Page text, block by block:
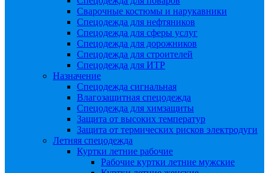
Сварочные костюмы и нарукавники
Спецодежда для нефтяников
Спецодежда для сферы услуг
Спецодежда для дорожников
Спецодежда для строителей
Спецодежда для ИТР
Назначение
Спецодежда сигнальная
Влагозащитная спецодежда
Спецодежда для химзащиты
Защита от высоких температур
Защита от термических рисков электродуги
Летняя спецодежда
Куртки летние рабочие
Рабочие куртки летние мужские